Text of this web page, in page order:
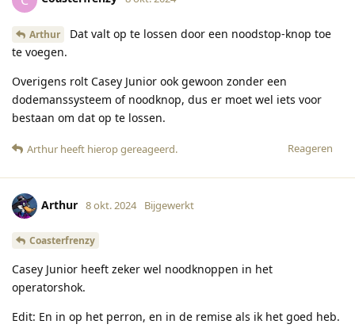
Arthur
Dat valt op te lossen door een noodstop-knop toe
te voegen.
Overigens rolt Casey Junior ook gewoon zonder een
dodemanssysteem of noodknop, dus er moet wel iets voor
bestaan om dat op te lossen.
Reageren
Arthur heeft hierop gereageerd.
Arthur 8 okt. 2024 Bijgewerkt
Coasterfrenzy
Casey Junior heeft zeker wel noodknoppen in het
operatorshok.
Edit: En in op het perron, en in de remise als ik het goed heb.